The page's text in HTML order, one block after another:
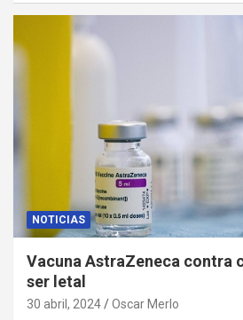
NOTICIAS
Vacuna AstraZeneca contra
ser letal
30 abril, 2024 Oscar Merlo